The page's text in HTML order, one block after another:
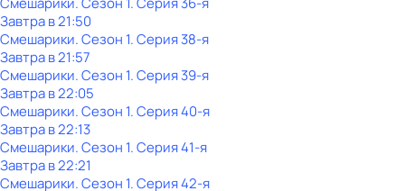
Завтра в 21:50
Смешарики. Сезон 1. Серия 38-я
Завтра в 21:57
Смешарики. Сезон 1. Серия 39-я
Завтра в 22:05
Смешарики. Сезон 1. Серия 40-я
Завтра в 22:13
Смешарики. Сезон 1. Серия 41-я
Завтра в 22:21
Смешарики. Сезон 1. Серия 42-я